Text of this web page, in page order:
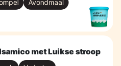
Avondmaal
met Luikse stroop